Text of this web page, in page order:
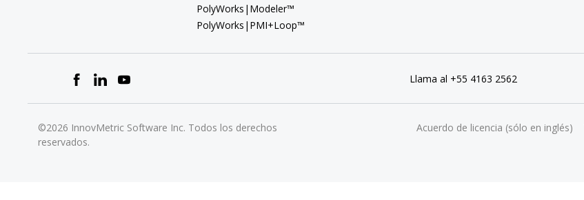
PolyWorks|Modeler™
PolyWorks|PMI+Loop™
Llama al +55 4163 2562
©2026 InnovMetric Software Inc. Todos los derechos
reservados.
Acuerdo de licencia (sólo en inglés)